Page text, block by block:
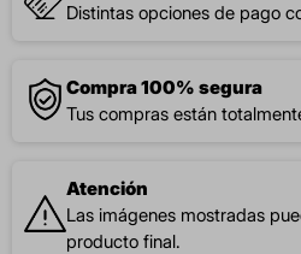
Distintas opciones de pago
Compra 100% segura
Tus compras están
Atención
Las imágenes mostradas
producto final.